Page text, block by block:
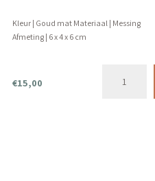
Kleur | Goud mat Materiaal | Messing
Afmeting | 6 x 4 x 6 cm
€15,00